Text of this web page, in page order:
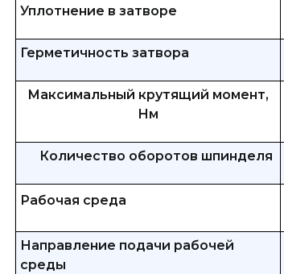
Уплотнение в затворе
Герметичность затвора
Максимальный крутящий момент,
Нм
Количество оборотов шпинделя
Рабочая среда
Направление подачи рабочей
среды